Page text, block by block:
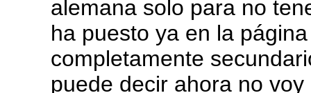
alemana solo para no
ha puesto ya en la
completamente
puede decir ahora no